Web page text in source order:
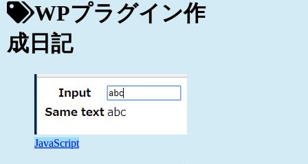
WPプラグイン作
成日記
JavaScript